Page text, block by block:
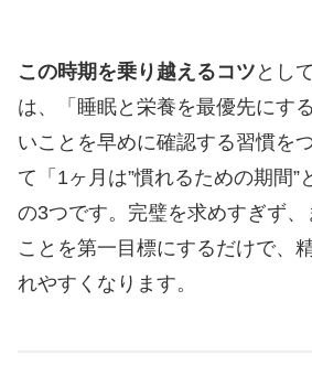
この時期を乗り越えるコツ とし
は、「睡眠と栄養を最優先にす
いことを早めに確認する習慣を
て「1ヶ月は”慣れるための期間”
の3つです。完璧を求めすぎず
ことを第一目標にするだけで、
れやすくなります。